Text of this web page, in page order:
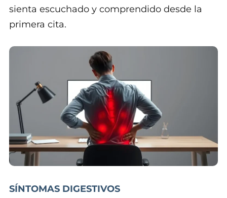
sienta escuchado y comprendido desde la
primera cita.
SÍNTOMAS DIGESTIVOS